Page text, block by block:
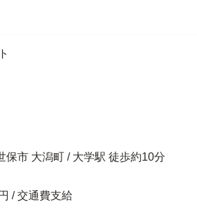
保市 大潟町 / 大学駅 徒歩約10分
/ 交通費支給